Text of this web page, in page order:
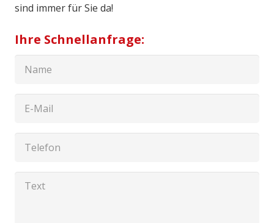
sind immer für Sie da!
Ihre Schnellanfrage: